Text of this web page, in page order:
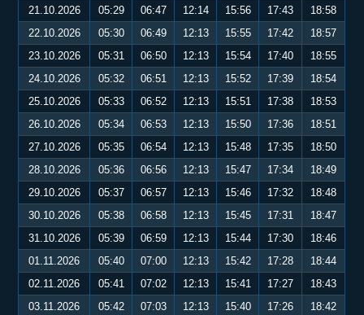
21.10.2026
05:29 06:47 12:14 15:56 17:43
18:58
22.10.2026
05:30 06:49 12:13 15:55 17:42
18:57
23.10.2026
05:31 06:50 12:13 15:54 17:40
18:55
24.10.2026
05:32 06:51 12:13 15:52 17:39
18:54
25.10.2026
05:33 06:52 12:13 15:51 17:38
18:53
26.10.2026
05:34 06:53 12:13 15:50 17:36
18:51
27.10.2026
05:35 06:54 12:13 15:48 17:35
18:50
28.10.2026
05:36 06:56 12:13 15:47 17:34
18:49
29.10.2026
05:37 06:57 12:13 15:46 17:32
18:48
30.10.2026
05:38 06:58 12:13 15:45 17:31
18:47
31.10.2026
05:39 06:59 12:13 15:44 17:30
18:46
01.11.2026
05:40 07:00 12:13 15:42 17:28
18:44
02.11.2026
05:41 07:02 12:13 15:41 17:27
18:43
03.11.2026
05:42 07:03 12:13 15:40 17:26 18:42